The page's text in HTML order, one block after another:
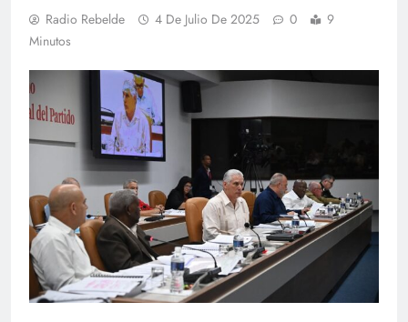
Radio Rebelde 4 De Julio De 2025 0
9
Minutos